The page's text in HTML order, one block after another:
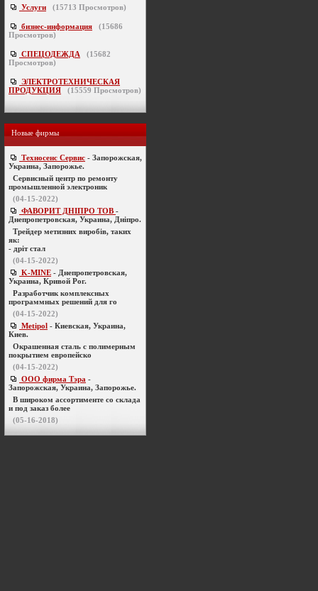
Услуги (15713 Просмотров)
бизнес-информация (15686
Просмотров)
СПЕЦОДЕЖДА (15682
Просмотров)
ЭЛЕКТРОТЕХНИЧЕСКАЯ
ПРОДУКЦИЯ
(15559 Просмотров)
Новые фирмы
Техносенс Сервис - Запорожская,
Украина, Запорожье.
Cервисный центр по ремонту
промышленной электроник
(04-15-2022)
ФАВОРИТ ДНІПРО ТОВ -
Днепропетровская, Украина, Дніпро.
Трейдер метизних виробів, таких
як:
- дріт стал
(04-15-2022)
K-MINE - Днепропетровская,
Украина, Кривой Рог.
Разработчик комплексных
программных решений для го
(04-15-2022)
Metipol - Киевская, Украина,
Киев.
Окрашенная сталь с полимерным
покрытием европейско
(04-15-2022)
ООО фирма Тэра -
Запорожская, Украина, Запорожье.
В широком ассортименте со склада
и под заказ более
(05-16-2018)